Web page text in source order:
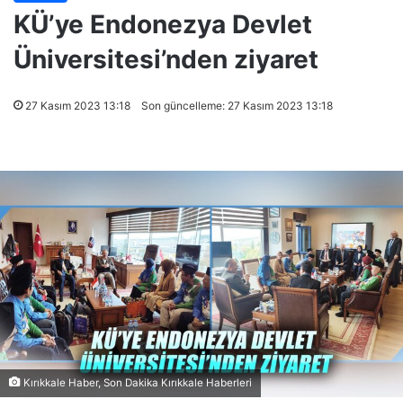
KÜ’ye Endonezya Devlet
Üniversitesi’nden ziyaret
27 Kasım 2023 13:18 Son güncelleme: 27 Kasım 2023 13:18
Kırıkkale Haber, Son Dakika Kırıkkale Haberleri